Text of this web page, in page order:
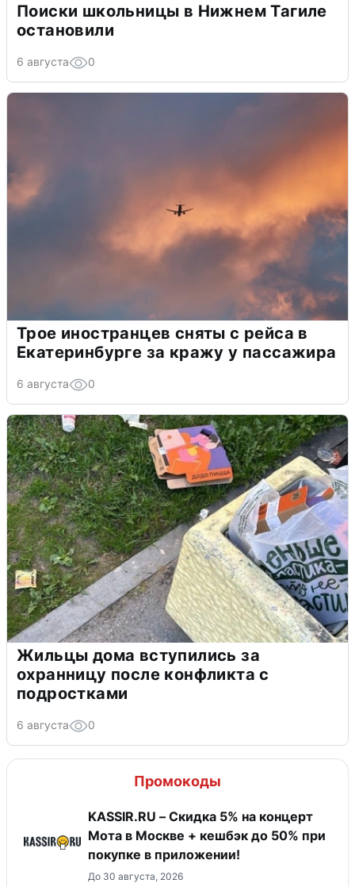
Поиски школьницы в Нижнем Тагиле
остановили
6 августа 0
Трое иностранцев сняты с рейса в
Екатеринбурге за кражу у пассажира
6 августа 0
Жильцы дома вступились за
охранницу после конфликта с
подростками
6 августа 0
Промокоды
KASSIR.RU – Скидка 5% на концерт
Мота в Москве + кешбэк до 50% при
покупке в приложении!
До 30 августа, 2026